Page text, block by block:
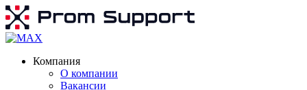
Компания
О компании
Вакансии